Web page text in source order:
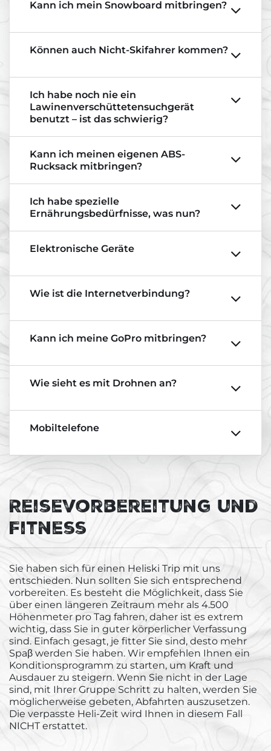
Kann ich mein Snowboard mitbringen?
Können auch Nicht-Skifahrer kommen?
Ich habe noch nie ein
Lawinenverschüttetensuchgerät
benutzt – ist das schwierig?
Kann ich meinen eigenen ABS-
Rucksack mitbringen?
Ich habe spezielle
Ernährungsbedürfnisse, was nun?
Elektronische Geräte
Wie ist die Internetverbindung?
Kann ich meine GoPro mitbringen?
Wie sieht es mit Drohnen an?
Mobiltelefone
Reisevorbereitung und
Fitness
Sie haben sich für einen Heliski Trip mit uns
entschieden. Nun sollten Sie sich entsprechend
vorbereiten. Es besteht die Möglichkeit, dass Sie
über einen längeren Zeitraum mehr als 4.500
Höhenmeter pro Tag fahren, daher ist es extrem
wichtig, dass Sie in guter körperlicher Verfassung
sind. Einfach gesagt, je fitter Sie sind, desto mehr
Spaβ werden Sie haben. Wir empfehlen Ihnen ein
Konditionsprogramm zu starten, um Kraft und
Ausdauer zu steigern. Wenn Sie nicht in der Lage
sind, mit Ihrer Gruppe Schritt zu halten, werden Sie
möglicherweise gebeten, Abfahrten auszusetzen.
Die verpasste Heli-Zeit wird Ihnen in diesem Fall
NICHT erstattet.